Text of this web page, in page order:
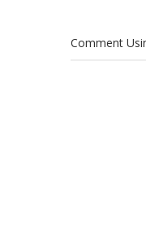
Comment